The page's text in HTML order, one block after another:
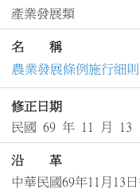
產業發展類
名 稱
農業發展條例施行細則
修正日期
民國 69 年 11 月 13
沿 革
中華民國69年11月13